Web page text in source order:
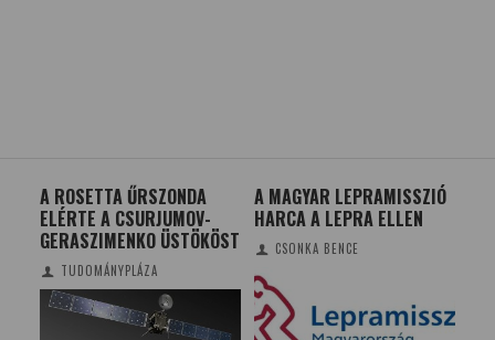
A MAGYAR LEPRAMISSZIÓ
HARCA A LEPRA ELLEN
CSONKA BENCE
LOVÁSZ LÁSZLÓ KAPTA A
MATEMATIKUSOK NOBEL-
DÍJAKÉNT JEGYZETT ABEL-
DÍJAT
TUDOMÁNYPLÁZA